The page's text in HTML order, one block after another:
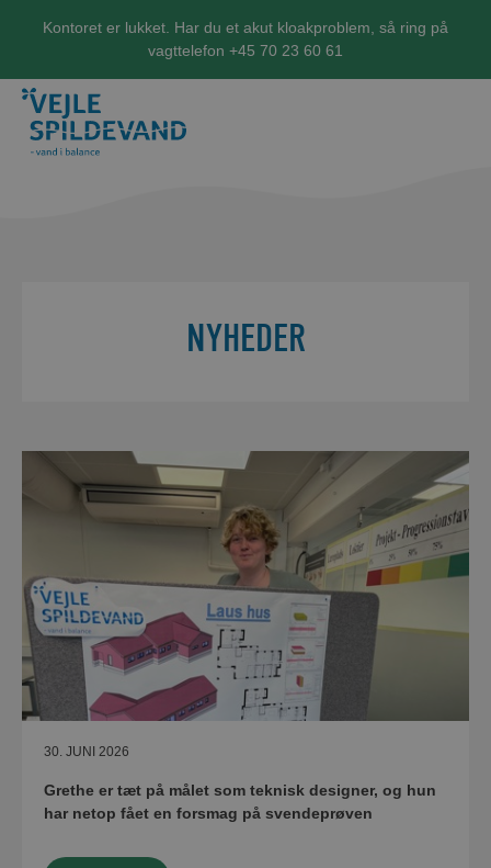
Kontoret er lukket. Har du et akut kloakproblem, så ring på
vagttelefon +45 70 23 60 61
NYHEDER
30. JUNI 2026
Grethe er tæt på målet som teknisk designer, og hun
har netop fået en forsmag på svendeprøven